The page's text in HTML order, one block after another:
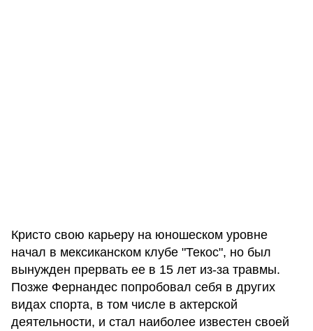
Кристо свою карьеру на юношеском уровне
начал в мексиканском клубе "Текос", но был
вынужден прервать ее в 15 лет из-за травмы.
Позже Фернандес попробовал себя в других
видах спорта, в том числе в актерской
деятельности, и стал наиболее известен своей